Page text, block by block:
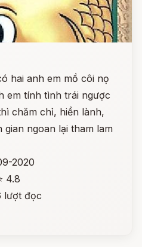
hai anh em mồ côi nọ
em tính tình trái ngược
chăm chỉ, hiền lành,
ngoan lại tham lam
2020
4.8
lượt đọc